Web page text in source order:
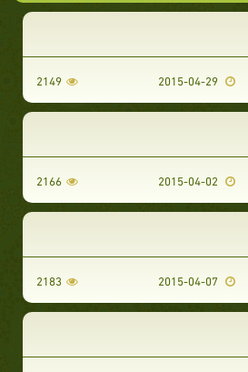
2149
2166
2183